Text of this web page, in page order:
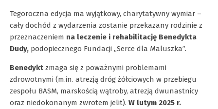
Tegoroczna edycja ma wyjątkowy, charytatywny wymiar –
cały dochód z wydarzenia zostanie przekazany rodzinie z
przeznaczeniem na leczenie i rehabilitację Benedykta
Dudy, podopiecznego Fundacji „Serce dla Maluszka”.
Benedykt zmaga się z poważnymi problemami
zdrowotnymi (m.in. atrezją dróg żółciowych w przebiegu
zespołu BASM, marskością wątroby, atrezją dwunastnicy
oraz niedokonanym zwrotem jelit). W lutym 2025 r.